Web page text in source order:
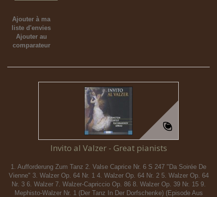
Ajouter à ma
liste d'envies
Ajouter au
comparateur
Invito al Valzer - Great pianists
1. Aufforderung Zum Tanz 2. Valse Caprice Nr. 6 S 247 "Da Soirée De
Vienne" 3. Walzer Op. 64 Nr. 1 4. Walzer Op. 64 Nr. 2 5. Walzer Op. 64
Nr. 3 6. Walzer 7. Walzer-Capriccio Op. 86 8. Walzer Op. 39 Nr. 15 9.
Mephisto-Walzer Nr. 1 (Der Tanz In Der Dorfschenke) (Episode Aus